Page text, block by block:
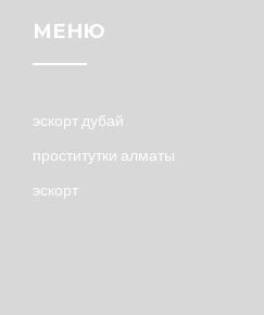
МЕНЮ
эскорт дубай
проститутки алматы
эскорт